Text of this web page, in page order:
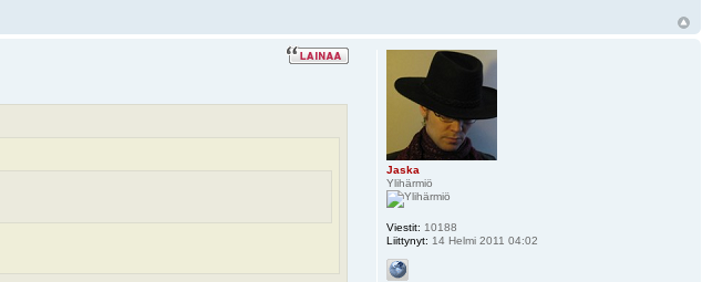
Jaska
Ylihärmiö
Viestit: 10188
Liittynyt: 14 Helmi 2011 04:02